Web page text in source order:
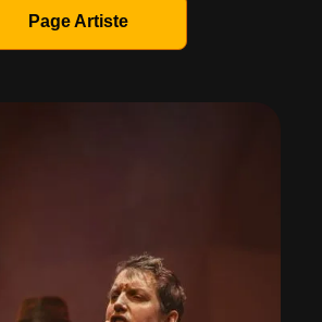
Page Artiste